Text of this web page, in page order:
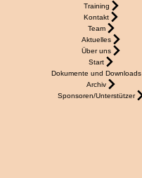
Training
Kontakt
Team
Aktuelles
Über uns
Start
Dokumente und Downloads
Archiv
Sponsoren/Unterstützer